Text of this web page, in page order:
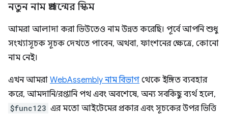
নতুন নাম প্রজন্মের স্কিম
আমরা আলাদা করা ভিউতেও নাম উন্নত করেছি। পূর্বে আপনি শুধু
সংখ্যাসূচক সূচক দেখতে পাবেন, অথবা, ফাংশনের ক্ষেত্রে, কোনো
নাম নেই।
এখন আমরা WebAssembly নাম বিভাগ থেকে ইঙ্গিত ব্যবহার
করে, আমদানি/রপ্তানি পথ এবং অবশেষে, অন্য সবকিছু ব্যর্থ হলে,
$func123 এর মতো আইটেমের প্রকার এবং সূচকের উপর ভিত্তি